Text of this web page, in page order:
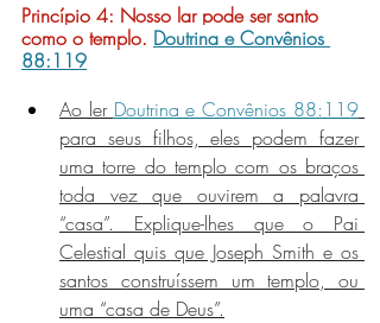
Princípio 4: Nosso lar pode ser santo
como o templo. Doutrina e Convênios
88:119
Ao ler Doutrina e Convênios 88:119
para seus filhos, eles podem fazer
uma torre do templo com os braços
toda vez que ouvirem a palavra
“casa”. Explique-lhes que o Pai
Celestial quis que Joseph Smith e os
santos construíssem um templo, ou
uma “casa de Deus”.